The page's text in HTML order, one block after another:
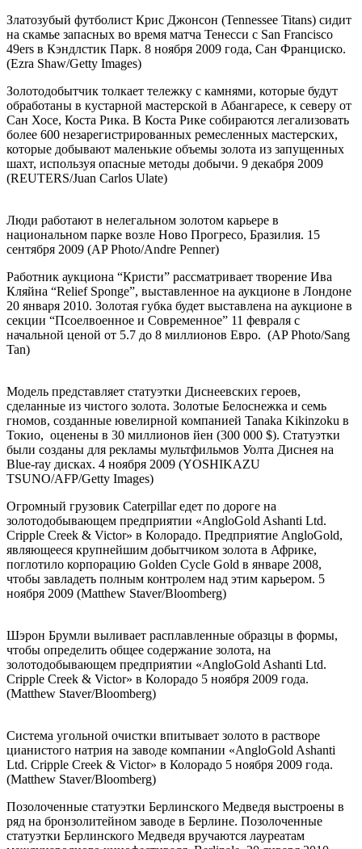
Златозубый футболист Крис Джонсон (Tennessee Titans) сидит
на скамье запасных во время матча Тенесси с San Francisco
49ers в Кэндлстик Парк. 8 ноября 2009 года, Сан Франциско.
(Ezra Shaw/Getty Images)
Золотодобытчик толкает тележку с камнями, которые будут
обработаны в кустарной мастерской в Абангаресе, к северу от
Сан Хосе, Коста Рика. В Коста Рике собираются легализовать
более 600 незарегистрированных ремесленных мастерских,
которые добывают маленькие объемы золота из запущенных
шахт, используя опасные методы добычи. 9 декабря 2009
(REUTERS/Juan Carlos Ulate)
Люди работают в нелегальном золотом карьере в
национальном парке возле Ново Прогресо, Бразилия. 15
сентября 2009 (AP Photo/Andre Penner)
Работник аукциона “Кристи” рассматривает творение Ива
Кляйна “Relief Sponge”, выставленное на аукционе в Лондоне
20 января 2010. Золотая губка будет выставлена на аукционе в
секции “Псоелвоенное и Современное” 11 февраля с
начальной ценой от 5.7 до 8 миллионов Евро. (AP Photo/Sang
Tan)
Модель представляет статуэтки Диснеевских героев,
сделанные из чистого золота. Золотые Белоснежка и семь
гномов, созданные ювелирной компанией Tanaka Kikinzoku в
Токио, оценены в 30 миллионов йен (300 000 $). Статуэтки
были созданы для рекламы мультфильмов Уолта Диснея на
Blue-ray дисках. 4 ноября 2009 (YOSHIKAZU
TSUNO/AFP/Getty Images)
Огромный грузовик Caterpillar едет по дороге на
золотодобывающем предприятии «AngloGold Ashanti Ltd.
Cripple Creek & Victor» в Колорадо. Предприятие AngloGold,
являющееся крупнейшим добытчиком золота в Африке,
поглотило корпорацию Golden Cycle Gold в январе 2008,
чтобы завладеть полным контролем над этим карьером. 5
ноября 2009 (Matthew Staver/Bloomberg)
Шэрон Брумли выливает расплавленные образцы в формы,
чтобы определить общее содержание золота, на
золотодобывающем предприятии «AngloGold Ashanti Ltd.
Cripple Creek & Victor» в Колорадо 5 ноября 2009 года.
(Matthew Staver/Bloomberg)
Система угольной очистки впитывает золото в растворе
цианистого натрия на заводе компании «AngloGold Ashanti
Ltd. Cripple Creek & Victor» в Колорадо 5 ноября 2009 года.
(Matthew Staver/Bloomberg)
Позолоченные статуэтки Берлинского Медведя выстроены в
ряд на бронзолитейном заводе в Берлине. Позолоченные
статуэтки Берлинского Медведя вручаются лауреатам